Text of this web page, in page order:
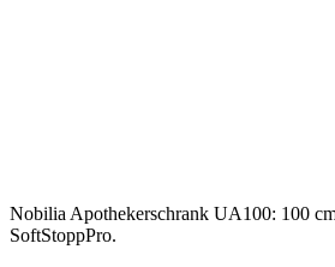
Nobilia Apothekerschrank UA100: 100
SoftStoppPro.